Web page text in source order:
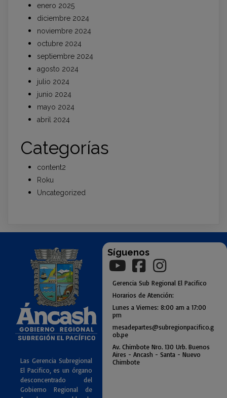
enero 2025
diciembre 2024
noviembre 2024
octubre 2024
septiembre 2024
agosto 2024
julio 2024
junio 2024
mayo 2024
abril 2024
Categorías
content2
Roku
Uncategorized
Las Gerencia Subregional
El Pacifico, es un órgano
desconcentrado del
Gobierno Regional de
Síguenos
Gerencia Sub Regional El Pacifico
Horarios de Atención:
Lunes a Viernes: 8:00 am a 17:00
pm
mesadepartes@subregionpacifico.g
ob.pe
Av. Chimbote Nro. 130 Urb. Buenos
Aires - Ancash - Santa - Nuevo
Chimbote